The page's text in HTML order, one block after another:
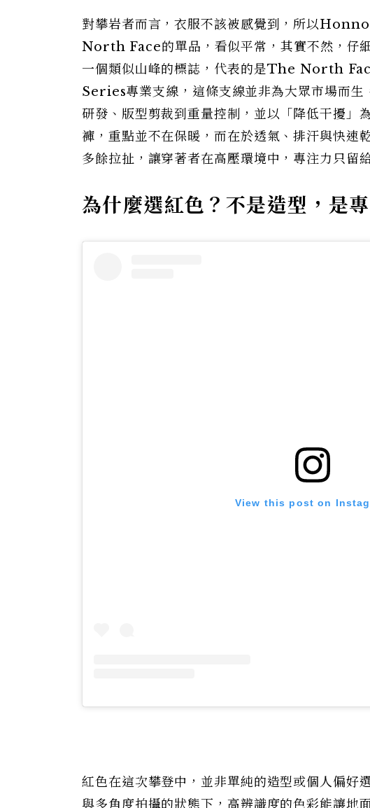
對攀岩者而言，衣服不該被感覺到，所以
North Face的單品，看似平常，其實不然，仔
一個類似山峰的標誌，代表的是The North
Series專業支線，這條支線並非為大眾市場而
研發、版型剪裁到重量控制，並以「降低干擾」
褲，重點並不在保暖，而在於透氣、排汗與快速
多餘拉扯，讓穿著者在高壓環境中，專注力只留
為什麼選紅色？不是造型，是
View this post on
紅色在這次攀登中，並非單純的造型或個人偏好
與多角度拍攝的狀態下，高辨識度的色彩能讓地